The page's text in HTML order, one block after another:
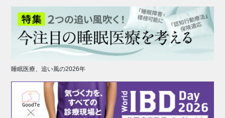
睡眠医療、追い風の2026年